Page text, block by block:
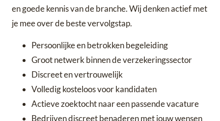
en goede kennis van de branche. Wij denken actief met
je mee over de beste vervolgstap.
Persoonlijke en betrokken begeleiding
Groot netwerk binnen de verzekeringssector
Discreet en vertrouwelijk
Volledig kosteloos voor kandidaten
Actieve zoektocht naar een passende vacature
Bedrijven discreet benaderen met jouw wensen